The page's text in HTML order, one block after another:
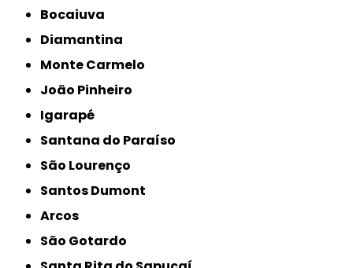
Bocaiuva
Diamantina
Monte Carmelo
João Pinheiro
Igarapé
Santana do Paraíso
São Lourenço
Santos Dumont
Arcos
São Gotardo